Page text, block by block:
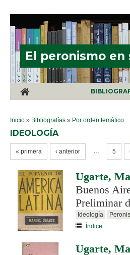
El peronismo
SE ENCUENTRA USTED AQUÍ
Inicio » Bibliografías » Por orden temático
IDEOLOGÍA
PÁGINAS
« primera ‹ anterior … 5
Ugarte,
Buenos
Preliminar
Ideología
Índice
Ugarte,